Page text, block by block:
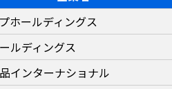
ホールディングス
ルディングス
インターナショナル